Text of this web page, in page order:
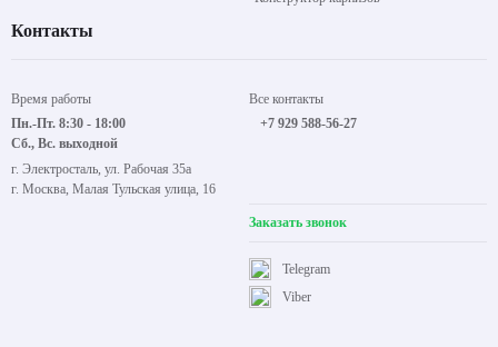
Контакты
Время работы
Пн.-Пт. 8:30 - 18:00
Сб., Вс. выходной
г. Электросталь, ул. Рабочая 35а
г. Москва, Малая Тульская улица, 16
Все контакты
+7 929 588-56-27
Заказать звонок
Viber
Telegram